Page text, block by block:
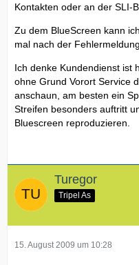
Kontakten oder an der SLI-
Zu dem BlueScreen kann
mal nach der
Ich denke Kundendienst ist
ohne Grund Vorort Service
anschaun, am besten ein
Streifen besonders auftritt
Bluescreen reproduzieren.
Turegor
Tripel As
15. August 2009 um 10:28